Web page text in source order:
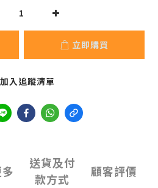
立即購買
加入追蹤清單
送貨及付
款方式
顧客評價